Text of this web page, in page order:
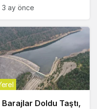
Su Kesintisi
3 ay önce
Barajlar Doldu Taştı,